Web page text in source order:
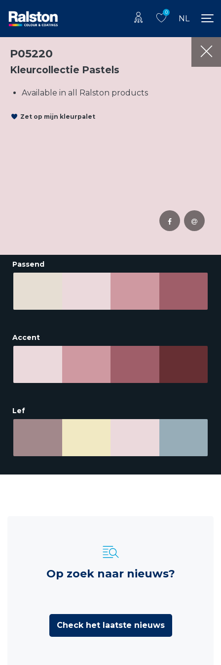
0
NL
P05220
Kleurcollectie Pastels
Available in all Ralston products
Zet op mijn kleurpalet
Passend
Accent
Lef
Op zoek naar nieuws?
Check het laatste nieuws